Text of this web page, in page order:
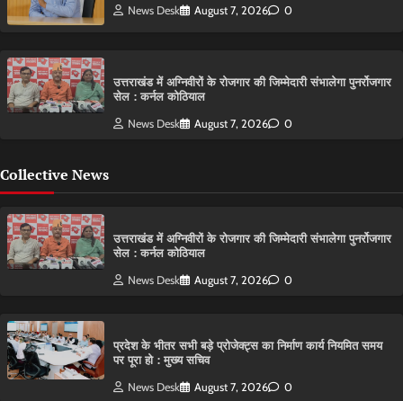
News Desk August 7, 2026 0
उत्तराखंड में अग्निवीरों के रोजगार की जिम्मेदारी संभालेगा पुनर्रोजगार
सेल : कर्नल कोठियाल
News Desk August 7, 2026 0
Collective News
उत्तराखंड में अग्निवीरों के रोजगार की जिम्मेदारी संभालेगा पुनर्रोजगार
सेल : कर्नल कोठियाल
News Desk August 7, 2026 0
प्रदेश के भीतर सभी बड़े प्रोजेक्ट्स का निर्माण कार्य नियमित समय
पर पूरा हो : मुख्य सचिव
News Desk August 7, 2026 0